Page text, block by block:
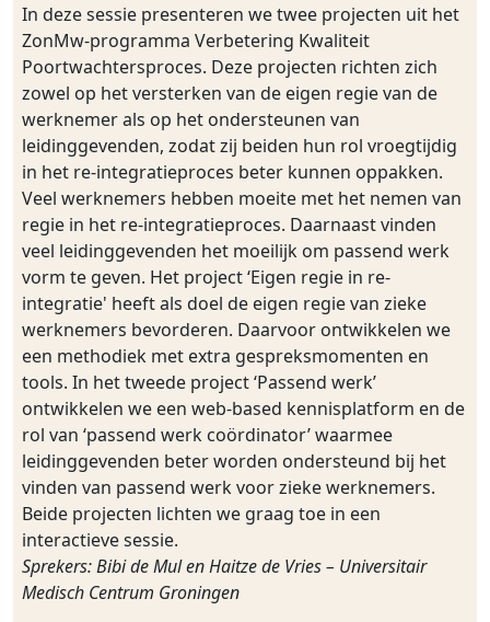
In deze sessie presenteren we twee projecten uit het
ZonMw-programma Verbetering Kwaliteit
Poortwachtersproces. Deze projecten richten zich
zowel op het versterken van de eigen regie van de
werknemer als op het ondersteunen van
leidinggevenden, zodat zij beiden hun rol vroegtijdig
in het re-integratieproces beter kunnen oppakken.
Veel werknemers hebben moeite met het nemen van
regie in het re-integratieproces. Daarnaast vinden
veel leidinggevenden het moeilijk om passend werk
vorm te geven. Het project ‘Eigen regie in re-
integratie' heeft als doel de eigen regie van zieke
werknemers bevorderen. Daarvoor ontwikkelen we
een methodiek met extra gespreksmomenten en
tools. In het tweede project ‘Passend werk’
ontwikkelen we een web-based kennisplatform en de
rol van ‘passend werk coördinator’ waarmee
leidinggevenden beter worden ondersteund bij het
vinden van passend werk voor zieke werknemers.
Beide projecten lichten we graag toe in een
interactieve sessie.
Sprekers: Bibi de Mul en Haitze de Vries – Universitair
Medisch Centrum Groningen